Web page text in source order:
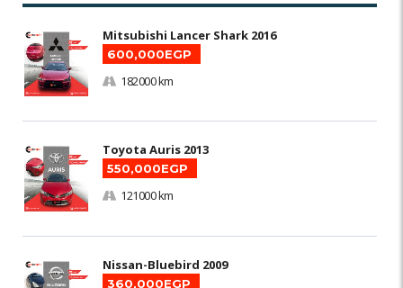
Mitsubishi Lancer Shark 2016
600,000EGP
182000 km
Toyota Auris 2013
550,000EGP
121000 km
Nissan-Bluebird 2009
360,000EGP